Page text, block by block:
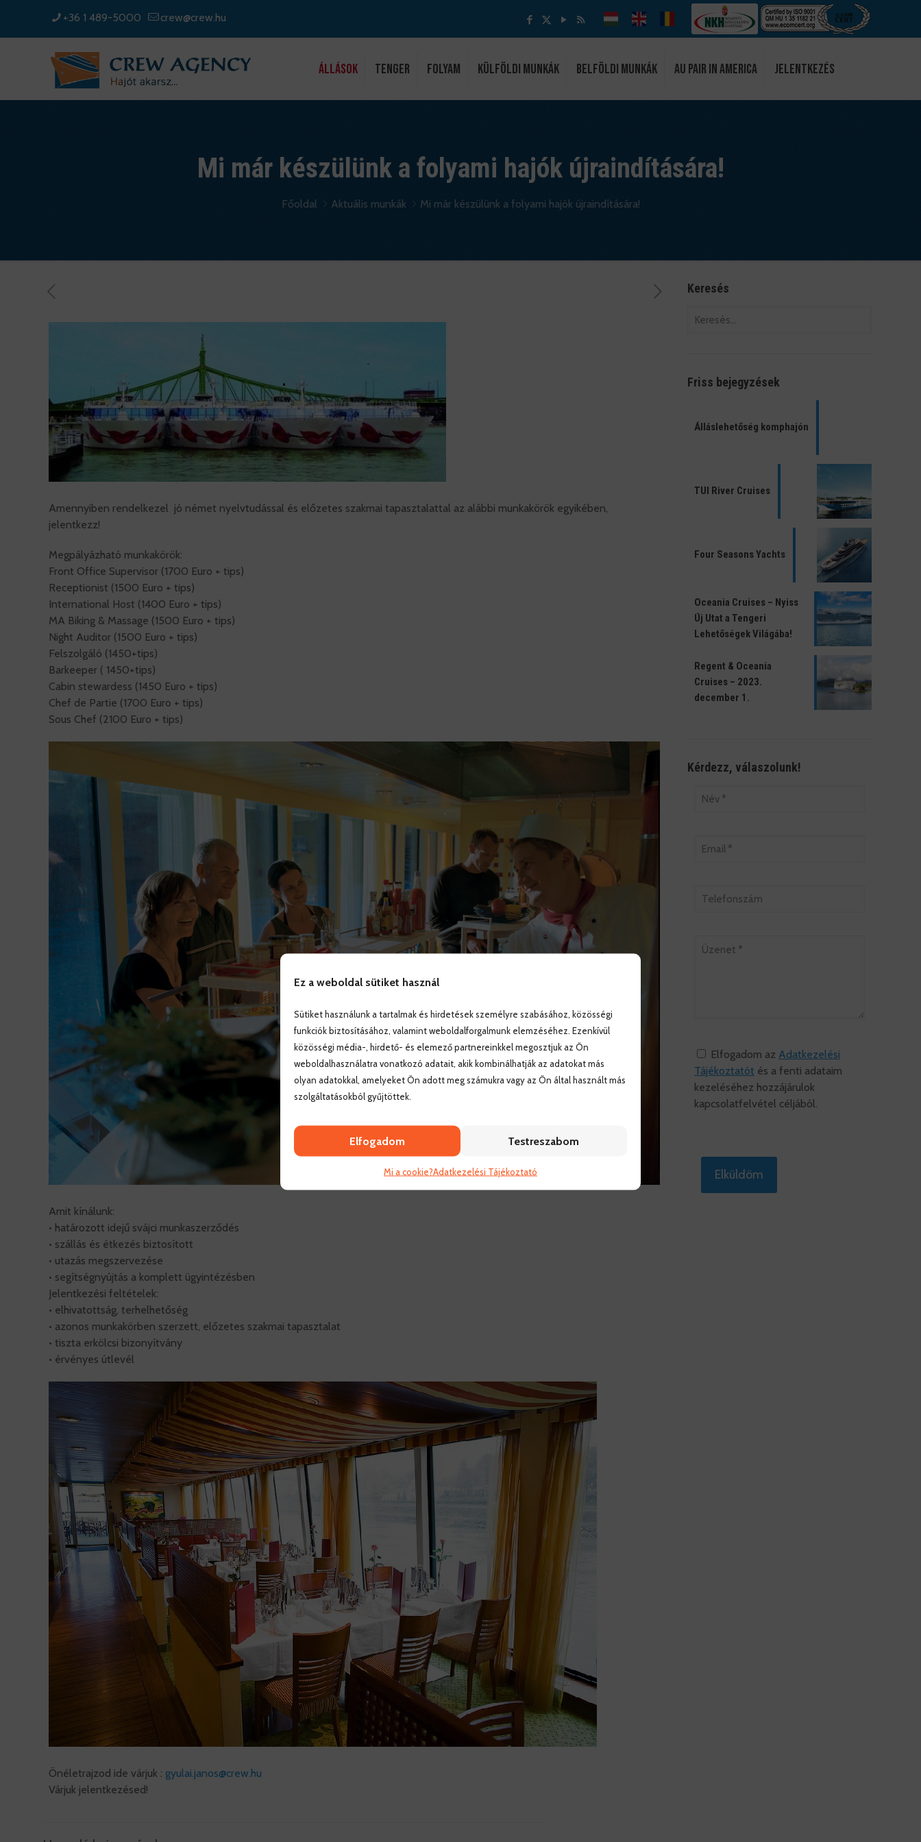
Ez a weboldal sütiket használ
Sütiket használunk a tartalmak és hirdetések személyre szabásához, közösségi
funkciók biztosításához, valamint weboldalforgalmunk elemzéséhez. Ezenkívül
közösségi média-, hirdető- és elemező partnereinkkel megosztjuk az Ön
weboldalhasználatra vonatkozó adatait, akik kombinálhatják az adatokat más
olyan adatokkal, amelyeket Ön adott meg számukra vagy az Ön által használt más
szolgáltatásokból gyűjtöttek.
Elfogadom Testreszabom
Mi a cookie?Adatkezelési Tájékoztató
+36 1 489-5000 crew@crew.hu
ÁLLÁSOK Tenger Folyam Külföldi munkák Belföldi munkák Au Pair in America Jelentkezés
Mi már készülünk a folyami hajók újraindítására!
Főoldal Aktuális munkák Mi már készülünk a folyami hajók újraindítására!
Amennyiben rendelkezel jó német nyelvtudással és előzetes szakmai tapasztalattal az alábbi munkakörök egyikében,
jelentkezz!
Megpályázható munkakörök:
Front Office Supervisor (1700 Euro + tips)
Receptionist (1500 Euro + tips)
International Host (1400 Euro + tips)
MA Biking & Massage (1500 Euro + tips)
Night Auditor (1500 Euro + tips)
Felszolgáló (1450+tips)
Barkeeper ( 1450+tips)
Cabin stewardess (1450 Euro + tips)
Chef de Partie (1700 Euro + tips)
Sous Chef (2100 Euro + tips)
Amit kínálunk:
• határozott idejű svájci munkaszerződés
• szállás és étkezés biztosított
• utazás megszervezése
• segítségnyújtás a komplett ügyintézésben
Jelentkezési feltételek:
• elhivatottság, terhelhetőség
• azonos munkakörben szerzett, előzetes szakmai tapasztalat
• tiszta erkölcsi bizonyítvány
• érvényes útlevél
Önéletrajzod ide várjuk : gyulai.janos@crew.hu
Várjuk jelentkezésed!
Keresés
Friss bejegyzések
Álláslehetőség komphajón
TUI River Cruises
Four Seasons Yachts
Oceania Cruises – Nyiss
Új Utat a Tengeri
Lehetőségek Világába!
Regent & Oceania
Cruises – 2023.
december 1.
Kérdezz, válaszolunk!
Elfogadom az Adatkezelési
Tájékoztatót és a fenti adataim
kezeléséhez hozzájárulok
kapcsolatfelvétel céljából.